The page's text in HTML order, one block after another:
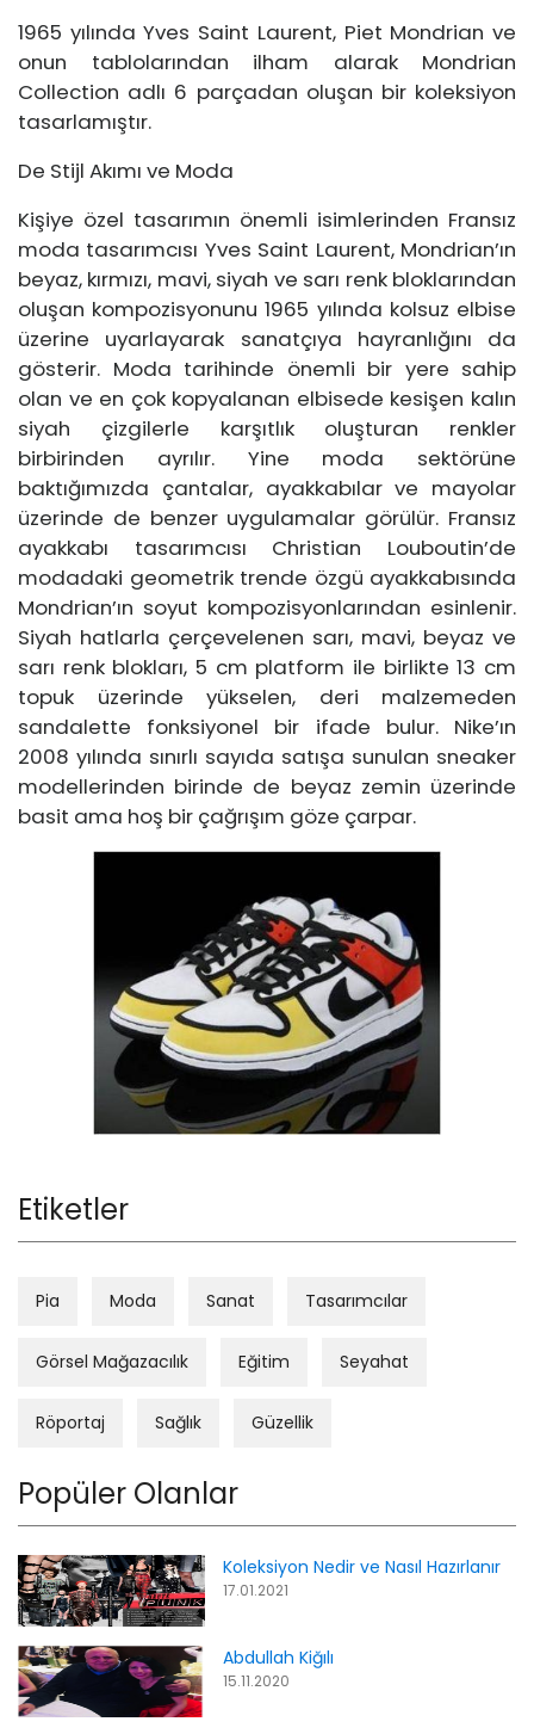
1965 yılında Yves Saint Laurent, Piet Mondrian ve
onun tablolarından ilham alarak Mondrian
Collection adlı 6 parçadan oluşan bir koleksiyon
tasarlamıştır.
De Stijl Akımı ve Moda
Kişiye özel tasarımın önemli isimlerinden Fransız
moda tasarımcısı Yves Saint Laurent, Mondrian’ın
beyaz, kırmızı, mavi, siyah ve sarı renk bloklarından
oluşan kompozisyonunu 1965 yılında kolsuz elbise
üzerine uyarlayarak sanatçıya hayranlığını da
gösterir. Moda tarihinde önemli bir yere sahip
olan ve en çok kopyalanan elbisede kesişen kalın
siyah çizgilerle karşıtlık oluşturan renkler
birbirinden ayrılır. Yine moda sektörüne
baktığımızda çantalar, ayakkabılar ve mayolar
üzerinde de benzer uygulamalar görülür. Fransız
ayakkabı tasarımcısı Christian Louboutin’de
modadaki geometrik trende özgü ayakkabısında
Mondrian’ın soyut kompozisyonlarından esinlenir.
Siyah hatlarla çerçevelenen sarı, mavi, beyaz ve
sarı renk blokları, 5 cm platform ile birlikte 13 cm
topuk üzerinde yükselen, deri malzemeden
sandalette fonksiyonel bir ifade bulur. Nike’ın
2008 yılında sınırlı sayıda satışa sunulan sneaker
modellerinden birinde de beyaz zemin üzerinde
basit ama hoş bir çağrışım göze çarpar.
Etiketler
Pia Moda Sanat Tasarımcılar
Görsel Mağazacılık Eğitim Seyahat
Röportaj Sağlık Güzellik
Popüler Olanlar
Koleksiyon Nedir ve Nasıl Hazırlanır
17.01.2021
Abdullah Kiğılı
15.11.2020